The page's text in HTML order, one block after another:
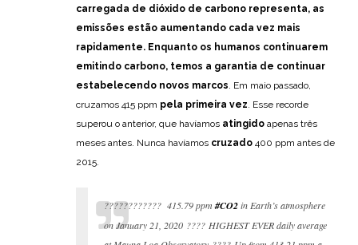
carregada de dióxido de carbono representa, as
emissões estão aumentando cada vez mais
rapidamente. Enquanto os humanos continuarem
emitindo carbono, temos a garantia de continuar
estabelecendo novos marcos. Em maio passado,
cruzamos 415 ppm pela primeira vez. Esse recorde
superou o anterior, que havíamos atingido apenas três
meses antes. Nunca havíamos cruzado 400 ppm antes de
2015.
???????????? 415.79 ppm#CO2in Earth’s atmosphere
on January 21, 2020 ???? HIGHEST EVER daily average